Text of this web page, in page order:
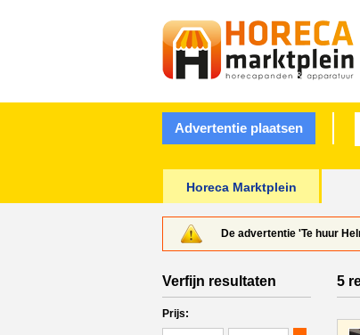
Advertentie plaatsen
Horeca Marktplein
De advertentie 'Te huur
Verfijn resultaten
Prijs:
5